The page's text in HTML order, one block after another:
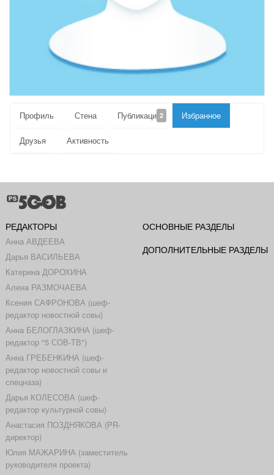
Профиль Стена Публикации2 Избранное
Друзья Активность
РЕДАКТОРЫ
Анна АВДЕЕВА
Дарья ВАСИЛЬЕВА
Катерина ДОРОХИНА
Алена РАЗМОЧАЕВА
Ксения САФРОНОВА (шеф-
редактор новостной совы)
Анна БЕЛОГЛАЗКИНА (шеф-
редактор "5 СОВ-ТВ")
Анна ГРЕБЕНКИНА (шеф-
редактор новостной совы и
спецназа)
Дарья КОЛЕСОВА (шеф-
редактор культурной совы)
Анастасия ПОЗДНЯКОВА (PR-
директор)
Юлия МАЖАРИНА (заместитель
руководителя проекта)
ОСНОВНЫЕ РАЗДЕЛЫ
ДОПОЛНИТЕЛЬНЫЕ РАЗДЕЛЫ